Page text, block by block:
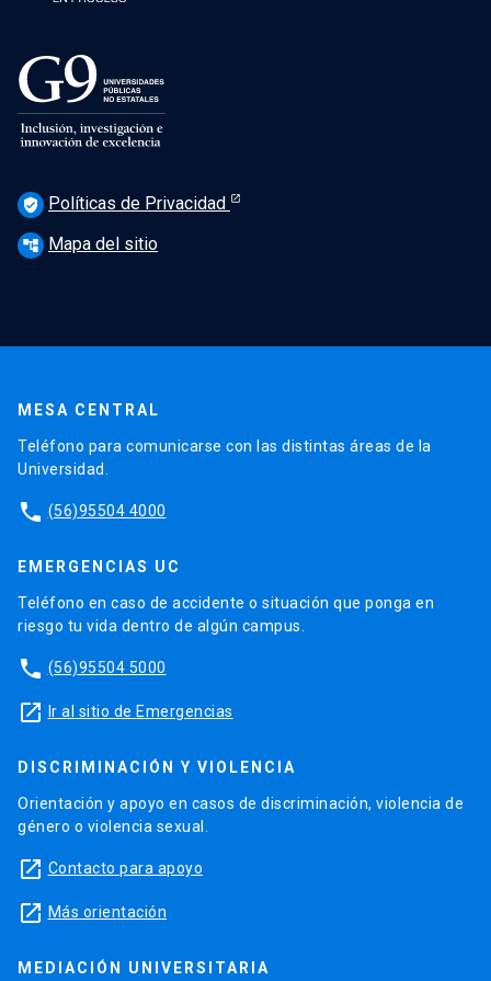
verified_user Políticas de Privacidad
account_tree Mapa del sitio
MESA CENTRAL
Teléfono para comunicarse con las distintas áreas de la
Universidad.
phone (56)95504 4000
EMERGENCIAS UC
Teléfono en caso de accidente o situación que ponga en
riesgo tu vida dentro de algún campus.
phone (56)95504 5000
launch Ir al sitio de Emergencias
DISCRIMINACIÓN Y VIOLENCIA
Orientación y apoyo en casos de discriminación, violencia de
género o violencia sexual.
launch Contacto para apoyo
launch Más orientación
MEDIACIÓN UNIVERSITARIA